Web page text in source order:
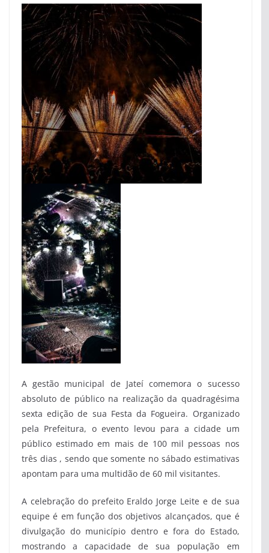
A gestão municipal de Jateí comemora o sucesso
absoluto de público na realização da quadragésima
sexta edição de sua Festa da Fogueira. Organizado
pela Prefeitura, o evento levou para a cidade um
público estimado em mais de 100 mil pessoas nos
três dias , sendo que somente no sábado estimativas
apontam para uma multidão de 60 mil visitantes.
A celebração do prefeito Eraldo Jorge Leite e de sua
equipe é em função dos objetivos alcançados, que é
divulgação do município dentro e fora do Estado,
mostrando a capacidade de sua população em